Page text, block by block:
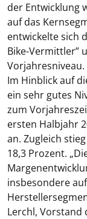
der Entwicklung
auf das
entwickelte sich
Bike-Vermittler”
Vorjahresniveau.
Im Hinblick auf
ein sehr gutes
zum
ersten Halbjahr
an. Zugleich
18,3 Prozent.
insbesondere
Lerchl, Vorstand